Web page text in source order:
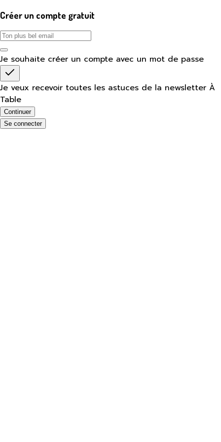
Créer un compte gratuit
Je souhaite créer un compte avec un mot de passe
Je veux recevoir toutes les astuces de la newsletter À
Table
Continuer
Se connecter